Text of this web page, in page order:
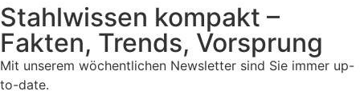
Stahlwissen kompakt –
Fakten, Trends, Vorsprung
Mit unserem wöchentlichen Newsletter sind Sie immer up-
to-date.